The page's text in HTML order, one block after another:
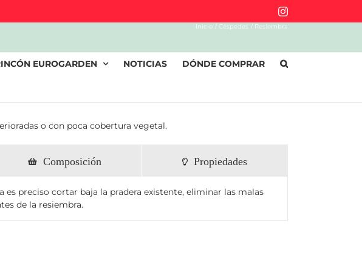
Instagram
EUROGARDEN NOTICIAS DÓNDE COMPRAR
Inicio Céspedes Resiembra
o con poca cobertura vegetal.
Composición Propiedades
es preciso cortar baja la pradera existente, eliminar las malas
de la resiembra.